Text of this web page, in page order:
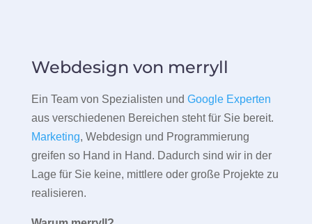
Webdesign von merryll
Ein Team von Spezialisten und Google Experten
aus verschiedenen Bereichen steht für Sie bereit.
Marketing, Webdesign und Programmierung
greifen so Hand in Hand. Dadurch sind wir in der
Lage für Sie keine, mittlere oder große Projekte zu
realisieren.